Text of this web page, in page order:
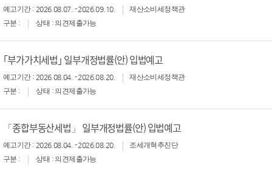
예고기간 : 2026.08.07. - 2026.09.10.
재산소비세정책관
구분 :
상태 : 의견제출가능
｢부가가치세법｣ 일부개정법률(안) 입법예고
예고기간 : 2026.08.04. - 2026.08.20.
재산소비세정책관
구분 :
상태 : 의견제출가능
「종합부동산세법」 일부개정법률(안) 입법예고
예고기간 : 2026.08.04. - 2026.08.20.
조세개혁추진단
구분 :
상태 : 의견제출가능